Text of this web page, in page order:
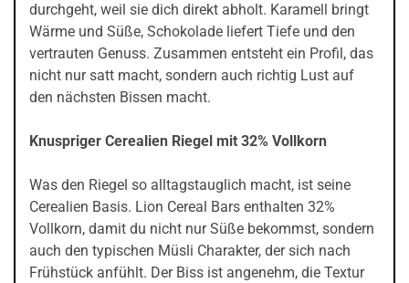
durchgeht, weil sie dich direkt abholt. Karamell bringt
Wärme und Süße, Schokolade liefert Tiefe und den
vertrauten Genuss. Zusammen entsteht ein Profil, das
nicht nur satt macht, sondern auch richtig Lust auf
den nächsten Bissen macht.
Knuspriger Cerealien Riegel mit 32% Vollkorn
Was den Riegel so alltagstauglich macht, ist seine
Cerealien Basis. Lion Cereal Bars enthalten 32%
Vollkorn, damit du nicht nur Süße bekommst, sondern
auch den typischen Müsli Charakter, der sich nach
Frühstück anfühlt. Der Biss ist angenehm, die Textur